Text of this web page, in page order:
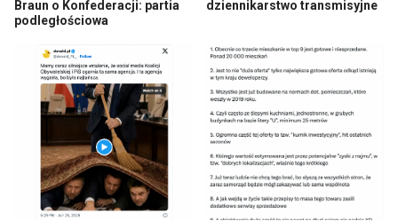
Braun o Konfederacji: partia
podległościowa
dziennikarstwo transmisyjne